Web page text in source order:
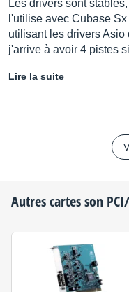
Les drivers sont
l'utilise avec Cubase
utilisant les drivers
j'arrive à avoir 4 pistes
Lire la suite
Autres cartes son